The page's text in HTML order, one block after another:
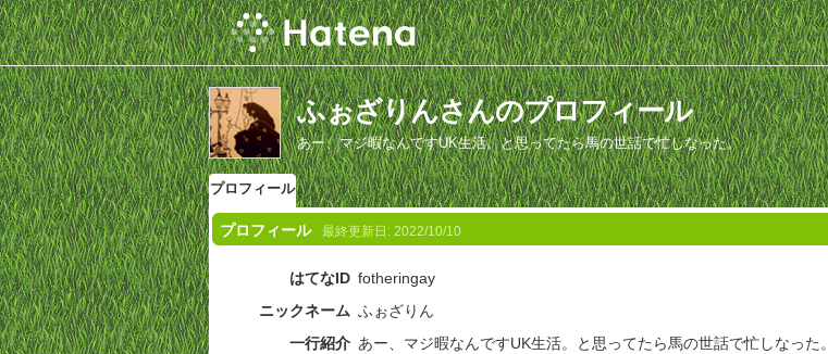
ふぉざりんさんのプロフィール
あー、マジ暇なんですUK生活。と思ってたら馬の世話で忙しなった。
プロフィール
プロフィール 最終更新日: 2022/10/10
はてなID fotheringay
ニックネーム ふぉざりん
一行紹介 あー、マジ暇なんですUK生活。と思ってたら馬の世話で忙しなった。